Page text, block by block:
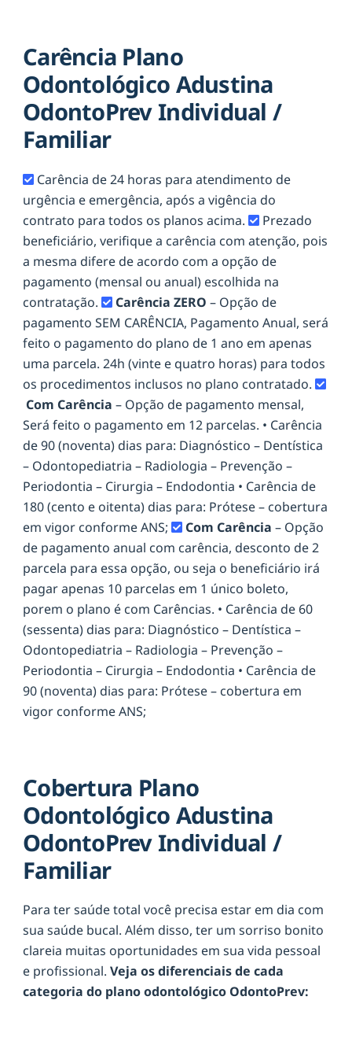
Carência Plano
Odontológico Adustina
OdontoPrev Individual /
Familiar
Carência de 24 horas para atendimento de
urgência e emergência, após a vigência do
contrato para todos os planos acima.
Prezado
beneficiário, verifique a carência com atenção, pois
a mesma difere de acordo com a opção de
pagamento (mensal ou anual) escolhida na
contratação.
Carência ZERO – Opção de
pagamento SEM CARÊNCIA, Pagamento Anual, será
feito o pagamento do plano de 1 ano em apenas
uma parcela. 24h (vinte e quatro horas) para todos
os procedimentos inclusos no plano contratado.
Com Carência – Opção de pagamento mensal,
Será feito o pagamento em 12 parcelas. • Carência
de 90 (noventa) dias para: Diagnóstico – Dentística
– Odontopediatria – Radiologia – Prevenção –
Periodontia – Cirurgia – Endodontia • Carência de
180 (cento e oitenta) dias para: Prótese – cobertura
em vigor conforme ANS;
Com Carência – Opção
de pagamento anual com carência, desconto de 2
parcela para essa opção, ou seja o beneficiário irá
pagar apenas 10 parcelas em 1 único boleto,
porem o plano é com Carências. • Carência de 60
(sessenta) dias para: Diagnóstico – Dentística –
Odontopediatria – Radiologia – Prevenção –
Periodontia – Cirurgia – Endodontia • Carência de
90 (noventa) dias para: Prótese – cobertura em
vigor conforme ANS;
Cobertura Plano
Odontológico Adustina
OdontoPrev Individual /
Familiar
Para ter saúde total você precisa estar em dia com
sua saúde bucal. Além disso, ter um sorriso bonito
clareia muitas oportunidades em sua vida pessoal
e profissional. Veja os diferenciais de cada
categoria do plano odontológico OdontoPrev: